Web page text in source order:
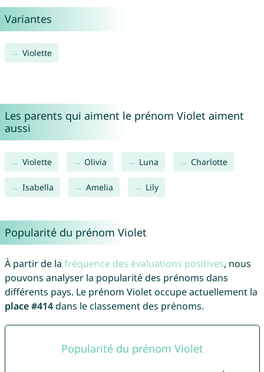
Variantes
Violette
Les parents qui aiment le prénom Violet aiment
aussi
Violette Olivia Luna Charlotte
Isabella Amelia Lily
Popularité du prénom Violet
À partir de la fréquence des évaluations positives, nous
pouvons analyser la popularité des prénoms dans
différents pays. Le prénom Violet occupe actuellement la
place #414dans le classement des prénoms.